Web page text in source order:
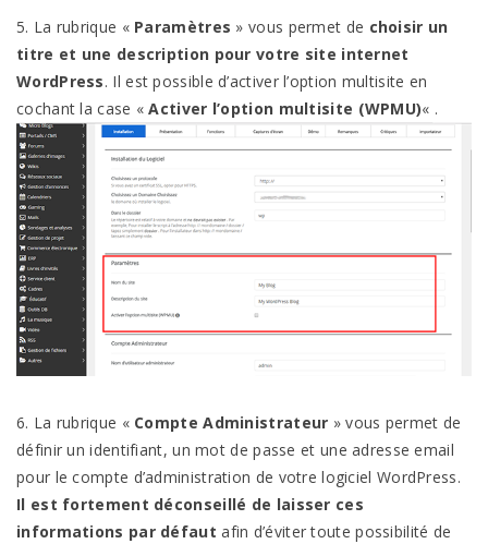
5. La rubrique « Paramètres » vous permet de choisir un
titre et une description pour votre site internet
WordPress. Il est possible d’activer l’option multisite en
cochant la case «Activer l’option multisite (WPMU)« .
6. La rubrique « Compte Administrateur » vous permet de
définir un identifiant, un mot de passe et une adresse email
pour le compte d’administration de votre logiciel WordPress.
Il est fortement déconseillé de laisser ces
informations par défaut afin d’éviter toute possibilité de